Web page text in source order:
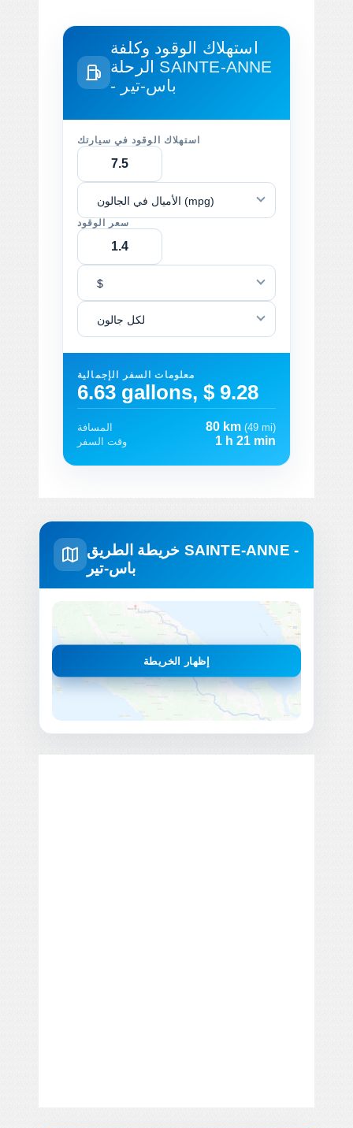
استهلاك الوقود وكلفة
SAINTE-ANNE
- باس-تير
استهلاك الوقود في سيارتك
الأميال في الجالون (mpg)
سعر الوقود
$
لكل جالون
معلومات السفر الإجمالية
6.63 gallons, $ 9.28
المسافة 80 km (49 mi)
وقت السفر
1 h 21 min
خريطة الطريق SAINTE-ANNE -
باس-تير
إظهار الخريطة